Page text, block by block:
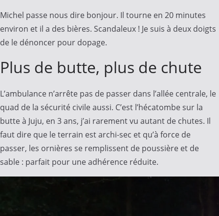
Michel passe nous dire bonjour. Il tourne en 20 minutes
environ et il a des bières. Scandaleux ! Je suis à deux doigts
de le dénoncer pour dopage.
Plus de butte, plus de chute
L’ambulance n’arrête pas de passer dans l’allée centrale, le
quad de la sécurité civile aussi. C’est l’hécatombe sur la
butte à Juju, en 3 ans, j’ai rarement vu autant de chutes. Il
faut dire que le terrain est archi-sec et qu’à force de
passer, les ornières se remplissent de poussière et de
sable : parfait pour une adhérence réduite.